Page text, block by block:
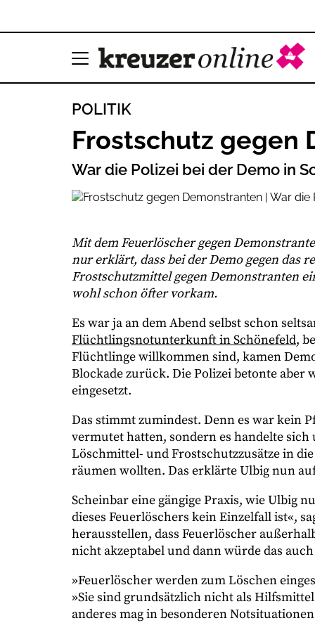
POLITIK
Frostschutz gegen
War die Polizei bei der Demo in
Mit dem Feuerlöscher gegen
nur erklärt, dass bei der Demo gegen das
Frostschutzmittel gegen Demonstranten
wohl schon öfter vorkam.
Es war ja an dem Abend selbst schon
Flüchtlingsnotunterkunft in Schönefeld,
Flüchtlinge willkommen sind, kamen
Blockade zurück. Die Polizei betonte
eingesetzt.
Das stimmt zumindest. Denn es war kein
vermutet hatten, sondern es handelte sich
Löschmittel- und Frostschutzzusätze in
räumen wollten. Das erklärte Ulbig nun
Scheinbar eine gängige Praxis, wie Ulbig
dieses Feuerlöschers kein Einzelfall ist«,
herausstellen, dass Feuerlöscher
nicht akzeptabel und dann würde das
»Feuerlöscher werden zum Löschen
»Sie sind grundsätzlich nicht als
anderes mag in besonderen